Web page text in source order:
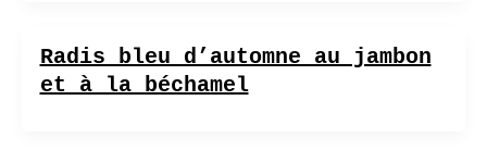
Radis bleu d’automne au jambon
et à la béchamel